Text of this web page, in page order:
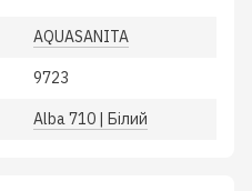
AQUASANITA
9723
Alba 710 | Білий